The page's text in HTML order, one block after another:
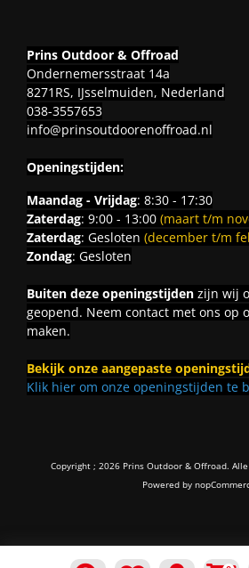
Prins Outdoor & Offroad
Ondernemersstraat 14a
8271RS, IJsselmuiden, Nederland
038-3557653
info@prinsoutdoorenoffroad.nl
Openingstijden:
Maandag - Vrijdag: 8:30 - 17:30
Zaterdag: 9:00 - 13:00 (maart t/m
Zaterdag: Gesloten (december t/m
Zondag: Gesloten
Buiten deze openingstijdenzijn wij
geopend. Neem contact met ons op
maken.
Bekijk onze aangepaste
Klik hier om onze openingstijden te
Copyright ; 2026 Prins Outdoor & Offroad.
Powered by